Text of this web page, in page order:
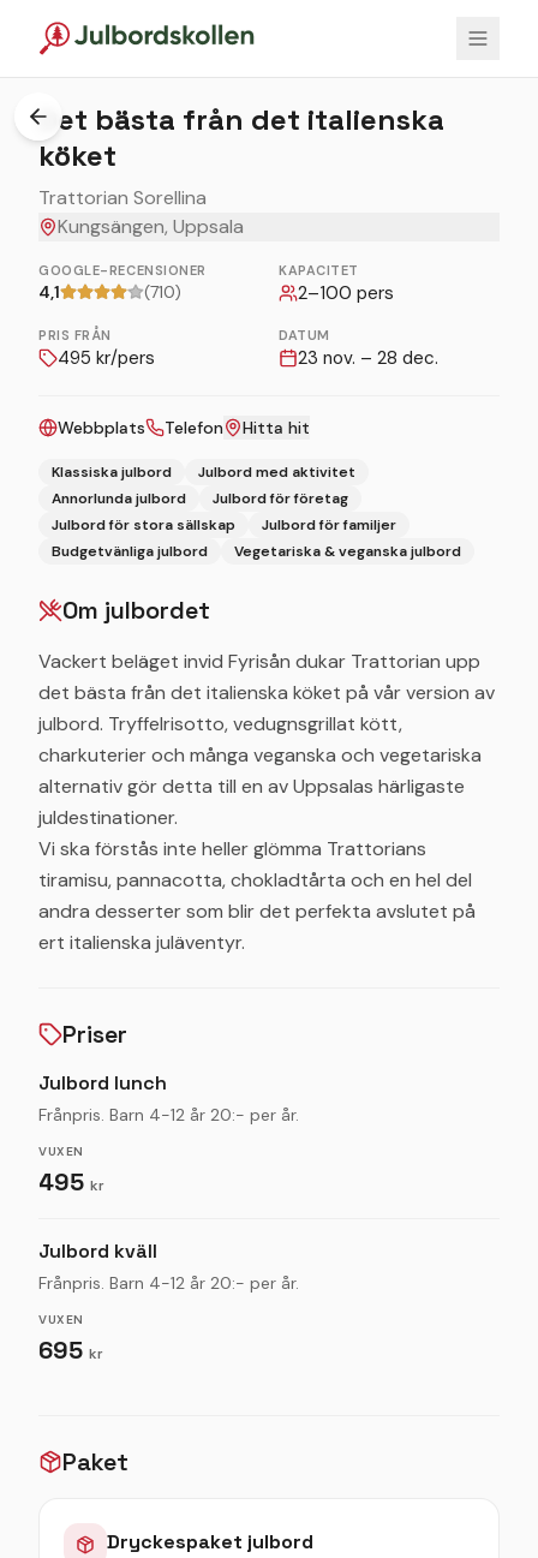
1/
Det bästa från det italienska
köket
Trattorian Sorellina
Kungsängen, Uppsala
GOOGLE-RECENSIONER
4,1 (710)
KAPACITET
2–100 pers
PRIS FRÅN
495 kr/pers
DATUM
23 nov. – 28 dec.
Webbplats Telefon Hitta hit
Klassiska julbord
Julbord med aktivitet
Annorlunda julbord
Julbord för företag
Julbord för stora sällskap
Julbord för familjer
Budgetvänliga julbord
Vegetariska & veganska julbord
Om julbordet
Vackert beläget invid Fyrisån dukar Trattorian upp
det bästa från det italienska köket på vår version av
julbord. Tryffelrisotto, vedugnsgrillat kött,
charkuterier och många veganska och vegetariska
alternativ gör detta till en av Uppsalas härligaste
juldestinationer.
Vi ska förstås inte heller glömma Trattorians
tiramisu, pannacotta, chokladtårta och en hel del
andra desserter som blir det perfekta avslutet på
ert italienska juläventyr.
Priser
Julbord lunch
Frånpris. Barn 4-12 år 20:- per år.
VUXEN
495 kr
Julbord kväll
Frånpris. Barn 4-12 år 20:- per år.
VUXEN
695 kr
Paket
Dryckespaket julbord